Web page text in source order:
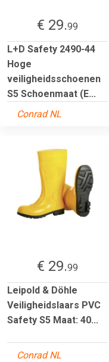
€ 29.99
L+D Safety 2490-44
Hoge
veiligheidsschoenen
S5 Schoenmaat (E...
Conrad NL
€ 29.99
Leipold & Döhle
Veiligheidslaars PVC
Safety S5 Maat: 40...
Conrad NL